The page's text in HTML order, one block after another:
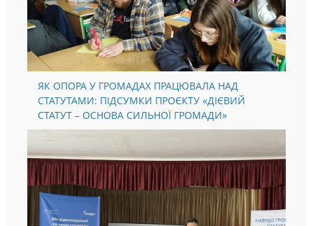
ЯК ОПОРА У ГРОМАДАХ ПРАЦЮВАЛА НАД
СТАТУТАМИ: ПІДСУМКИ ПРОЄКТУ «ДІЄВИЙ
СТАТУТ – ОСНОВА СИЛЬНОЇ ГРОМАДИ»